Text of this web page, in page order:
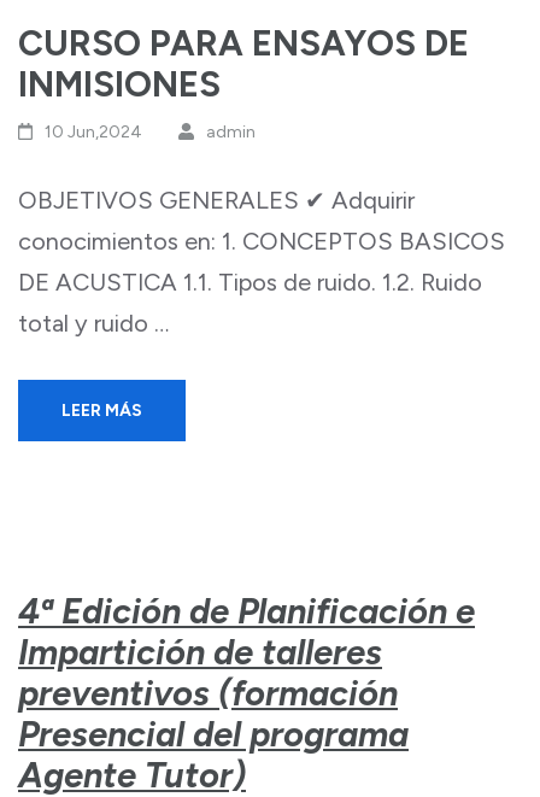
CURSO PARA ENSAYOS DE
INMISIONES
10 Jun,2024 admin
OBJETIVOS GENERALES ✔ Adquirir
conocimientos en: 1. CONCEPTOS BASICOS
DE ACUSTICA 1.1. Tipos de ruido. 1.2. Ruido
total y ruido …
LEER MÁS
4ª Edición de Planificación e
Impartición de talleres
preventivos (formación
Presencial del programa
Agente Tutor)